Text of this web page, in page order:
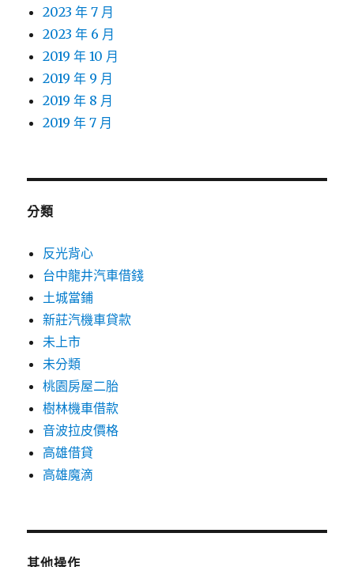
2023 年 7 月
2023 年 6 月
2019 年 10 月
2019 年 9 月
2019 年 8 月
2019 年 7 月
分類
反光背心
台中龍井汽車借錢
土城當鋪
新莊汽機車貸款
未上市
未分類
桃園房屋二胎
樹林機車借款
音波拉皮價格
高雄借貸
高雄魔滴
其他操作